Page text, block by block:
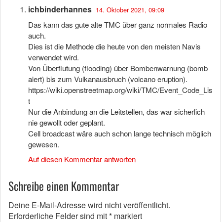
ichbinderhannes 14. Oktober 2021, 09:09
Das kann das gute alte TMC über ganz normales Radio
auch.
Dies ist die Methode die heute von den meisten Navis
verwendet wird.
Von Überflutung (flooding) über Bombenwarnung (bomb
alert) bis zum Vulkanausbruch (volcano eruption).
https://wiki.openstreetmap.org/wiki/TMC/Event_Code_Lis
t
Nur die Anbindung an die Leitstellen, das war sicherlich
nie gewollt oder geplant.
Cell broadcast wäre auch schon lange technisch möglich
gewesen.
Auf diesen Kommentar antworten
Schreibe einen Kommentar
Deine E-Mail-Adresse wird nicht veröffentlicht.
Erforderliche Felder sind mit* markiert